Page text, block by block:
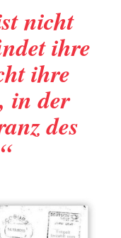
nicht
ihre
ihre
in der
des